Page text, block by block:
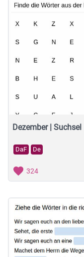
Dezember | Suchsel
DaF De
324